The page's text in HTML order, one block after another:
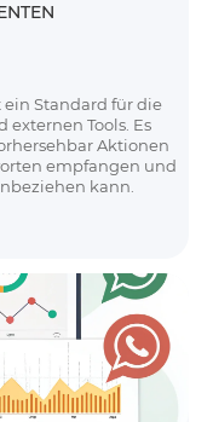
ein Standard für die
Tools. Es
Aktionen
empfangen und
kann.